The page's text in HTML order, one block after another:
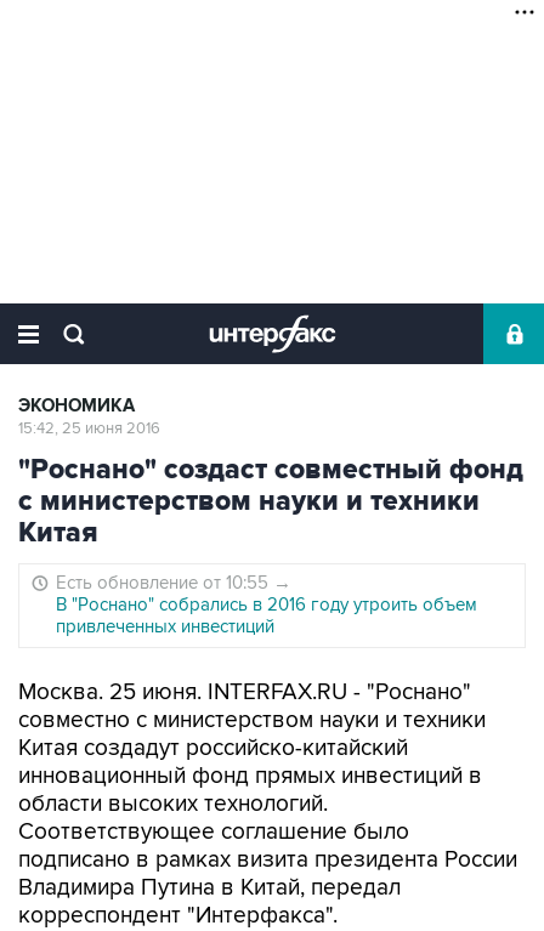
ЭКОНОМИКА
15:42, 25 июня 2016
"Роснано" создаст совместный фонд
с министерством науки и техники
Китая
Есть обновление от 10:55 →
В "Роснано" собрались в 2016 году утроить объем
привлеченных инвестиций
Москва. 25 июня. INTERFAX.RU - "Роснано"
совместно с министерством науки и техники
Китая создадут российско-китайский
инновационный фонд прямых инвестиций в
области высоких технологий.
Соответствующее соглашение было
подписано в рамках визита президента России
Владимира Путина в Китай, передал
корреспондент "Интерфакса".